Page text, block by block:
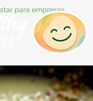
para empresas